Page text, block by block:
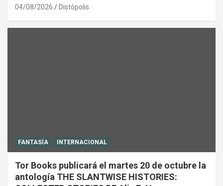
04/08/2026 Distópolis
FANTASÍA INTERNACIONAL
Tor Books publicará el martes 20 de octubre la
antología THE SLANTWISE HISTORIES: